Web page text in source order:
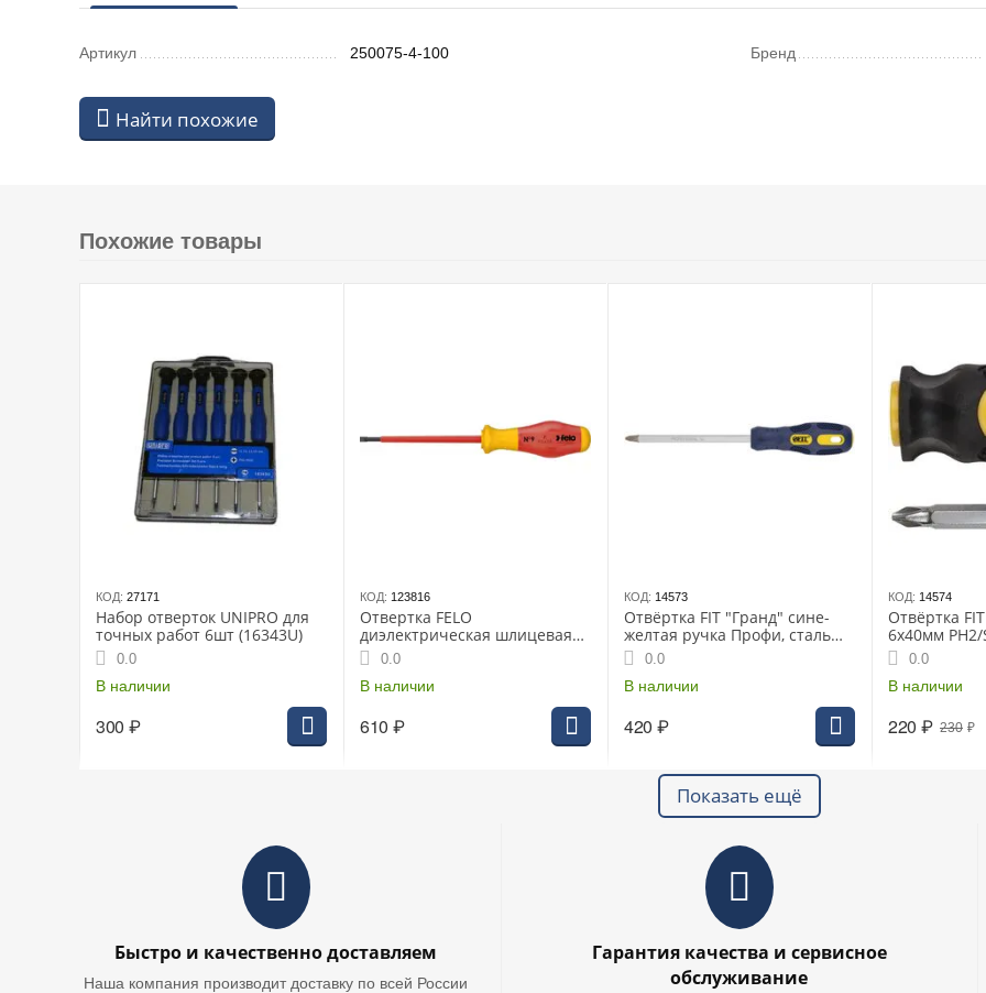
Артикул 250075-4-100 Бренд
Найти похожие
Похожие товары
КОД: 27171
Набор отверток UNIPRO для
точных работ 6шт (16343U)
0.0
В наличии
300 ₽
КОД: 123816
Отвертка FELO
диэлектрическая шлицевая
SL4,0x0,8x100 91304090
0.0
В наличии
610 ₽
КОД: 14573
Отвёртка FIT "Гранд" сине-
желтая ручка Профи, сталь
S2, магн.кончик 8 х 150 мм
РН3
0.0
В наличии
420 ₽
КОД: 14574
Отвёртка
6х40мм PH2/
жалом
(56226i)
0.0
В наличии
230 ₽
220 ₽
Показать ещё
Быстро и качественно доставляем
Наша компания производит доставку по всей России
Гарантия качества и сервисное
обслуживание